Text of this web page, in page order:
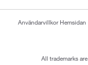
Användarvillkor Hemsidan
All trademarks